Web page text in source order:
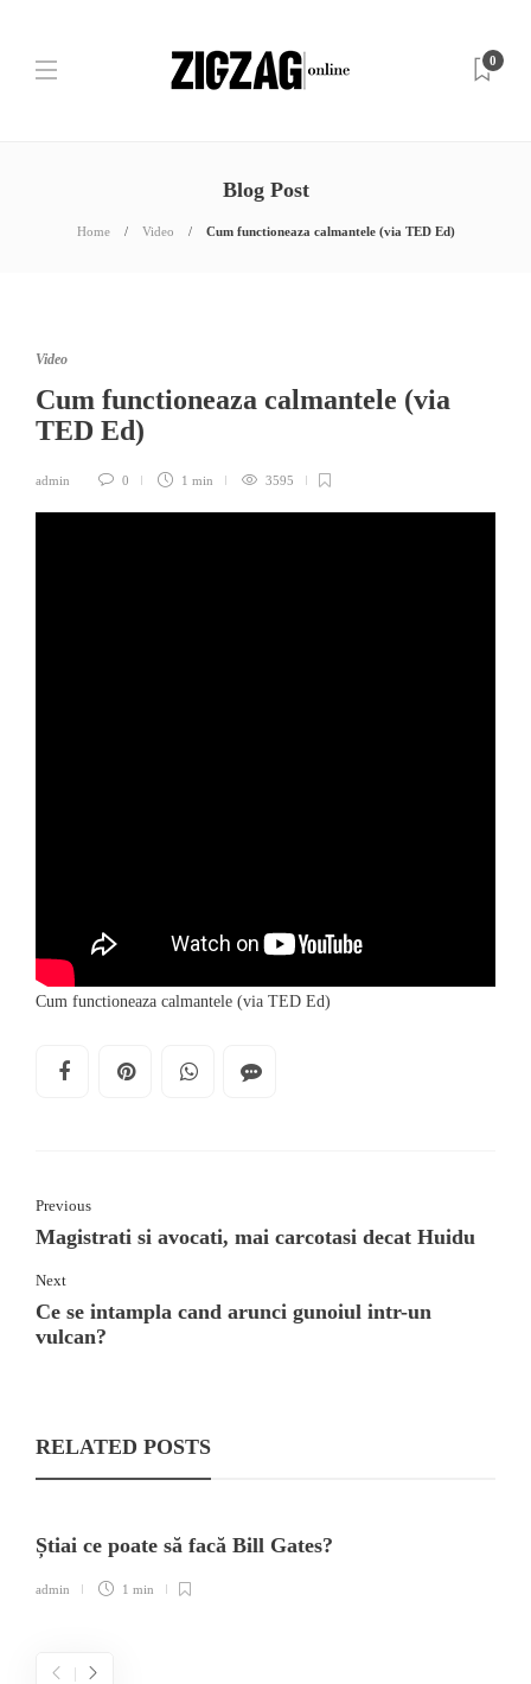
0
Blog Post
Home Video Cum functioneaza calmantele (via TED Ed)
Video
Cum functioneaza calmantele (via
TED Ed)
admin 0 1 min 3595
Cum functioneaza calmantele (via TED Ed)
Previous
Magistrati si avocati, mai carcotasi decat Huidu
Next
Ce se intampla cand arunci gunoiul intr-un
vulcan?
RELATED POSTS
Știai ce poate să facă Bill Gates?
admin 1 min